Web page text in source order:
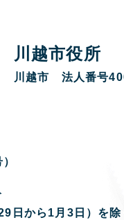
川越市役所
川越市 法人番号
日から1月3日）を除